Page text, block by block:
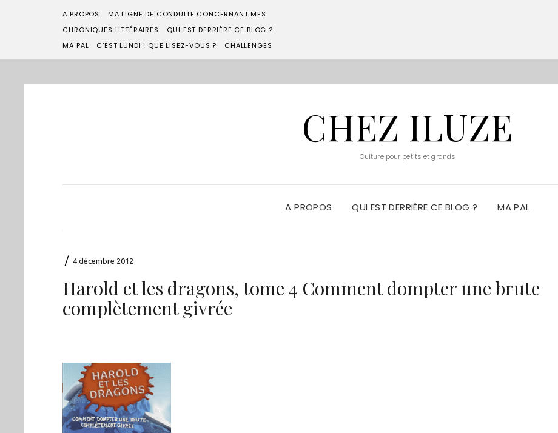
A PROPOS
MA LIGNE DE CONDUITE CONCERNANT MES
CHRONIQUES LITTÉRAIRES
QUI EST DERRIÈRE CE BLOG ?
MA PAL
C’EST LUNDI ! QUE LISEZ-VOUS ? CHALLENGES
CHEZ ILUZE
Culture pour petits et grands
A PROPOS QUI EST DERRIÈRE CE BLOG ? MA PAL
/ 4 décembre 2012
Harold et les dragons, tome 4 Comment dompter une brute
complètement givrée